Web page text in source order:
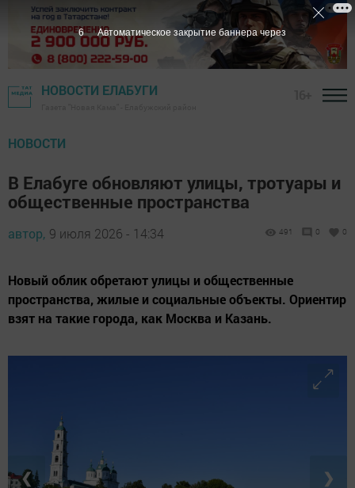
НОВОСТИ ЕЛАБУГИ
НОВОСТИ
В Елабуге обновляют улицы, тротуары и
общественные пространства
автор, 9 июля 2026 - 14:34 491 0 0
Новый облик обретают улицы и общественные
пространства, жилые и социальные объекты. Ориентир
взят на такие города, как Москва и Казань.
❮ ❯
5 Автоматическое закрытие баннера через